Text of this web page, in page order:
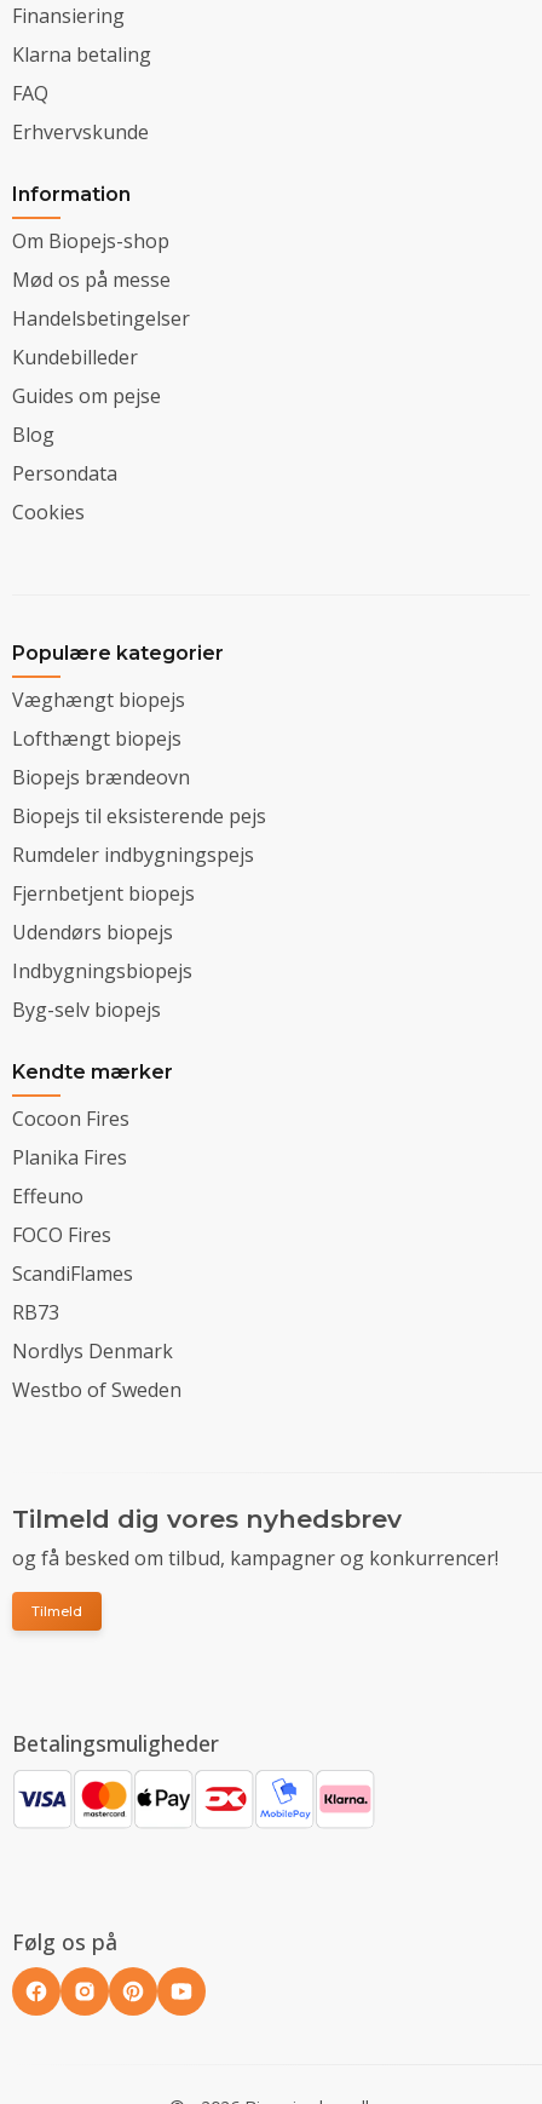
Finansiering
Klarna betaling
FAQ
Erhvervskunde
Information
Om Biopejs-shop
Mød os på messe
Handelsbetingelser
Kundebilleder
Guides om pejse
Blog
Persondata
Cookies
Populære kategorier
Væghængt biopejs
Lofthængt biopejs
Biopejs brændeovn
Biopejs til eksisterende pejs
Rumdeler indbygningspejs
Fjernbetjent biopejs
Udendørs biopejs
Indbygningsbiopejs
Byg-selv biopejs
Kendte mærker
Cocoon Fires
Planika Fires
Effeuno
FOCO Fires
ScandiFlames
RB73
Nordlys Denmark
Westbo of Sweden
Tilmeld dig vores nyhedsbrev
og få besked om tilbud, kampagner og konkurrencer!
Tilmeld
Betalingsmuligheder
Følg os på